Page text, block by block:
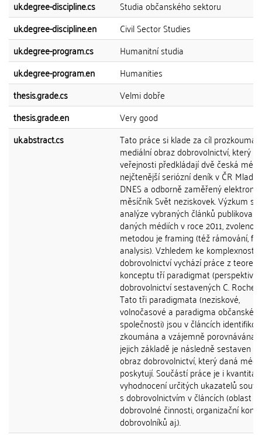
uk.degree-discipline.cs
Studia občanského sektoru
uk.degree-discipline.en
Civil Sector Studies
uk.degree-program.cs
Humanitní studia
uk.degree-program.en
Humanities
thesis.grade.cs
Velmi dobře
thesis.grade.en
Very good
uk.abstract.cs
Tato práce si klade za cíl prozkoumat
mediální obraz dobrovolnictví, který
veřejnosti předkládají dvě česká
nejčtenější seriózní deník v ČR
DNES a odborně zaměřený
měsíčník Svět neziskovek. Výzkum
analýze vybraných článků
daných médiích v roce 2011, zvolenou
metodou je framing (též rámování,
analysis). Vzhledem ke komplexnosti
dobrovolnictví vychází práce z
konceptu tří paradigmat (perspektiv)
dobrovolnictví sestavených C.
Tato tři paradigmata (neziskové,
volnočasové a paradigma občanské
společnosti) jsou v článcích
zkoumána a vzájemně porovnávána
jejich základě je následně sestaven
obraz dobrovolnictví, který daná
poskytují. Součástí práce je i
vyhodnocení určitých ukazatelů
s dobrovolnictvím v článcích (oblast
dobrovolné činnosti, organizační
dobrovolníků aj.).